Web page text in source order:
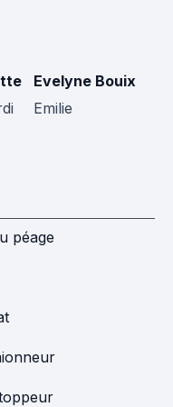
Evelyne Bouix
Emilie
péage